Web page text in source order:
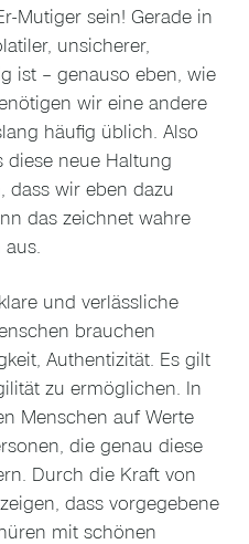
Mutiger sein! Gerade in
unsicherer,
ist – genauso eben, wie
wir eine andere
häufig üblich. Also
diese neue Haltung
dass wir eben dazu
das zeichnet wahre
und verlässliche
brauchen
Authentizität. Es gilt
zu ermöglichen. In
Menschen auf Werte
die genau diese
Durch die Kraft von
dass vorgegebene
mit schönen